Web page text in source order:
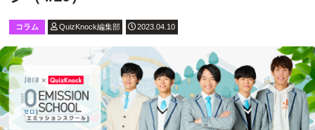
コラム QuizKnock編集部 2023.04.10